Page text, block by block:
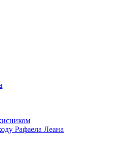
Рафаела Леана